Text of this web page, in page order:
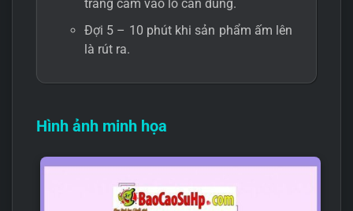
trắng cắm vào lỗ cần dùng.
Đợi 5 – 10 phút khi sản phẩm ấm lên
là rút ra.
Hình ảnh minh họa